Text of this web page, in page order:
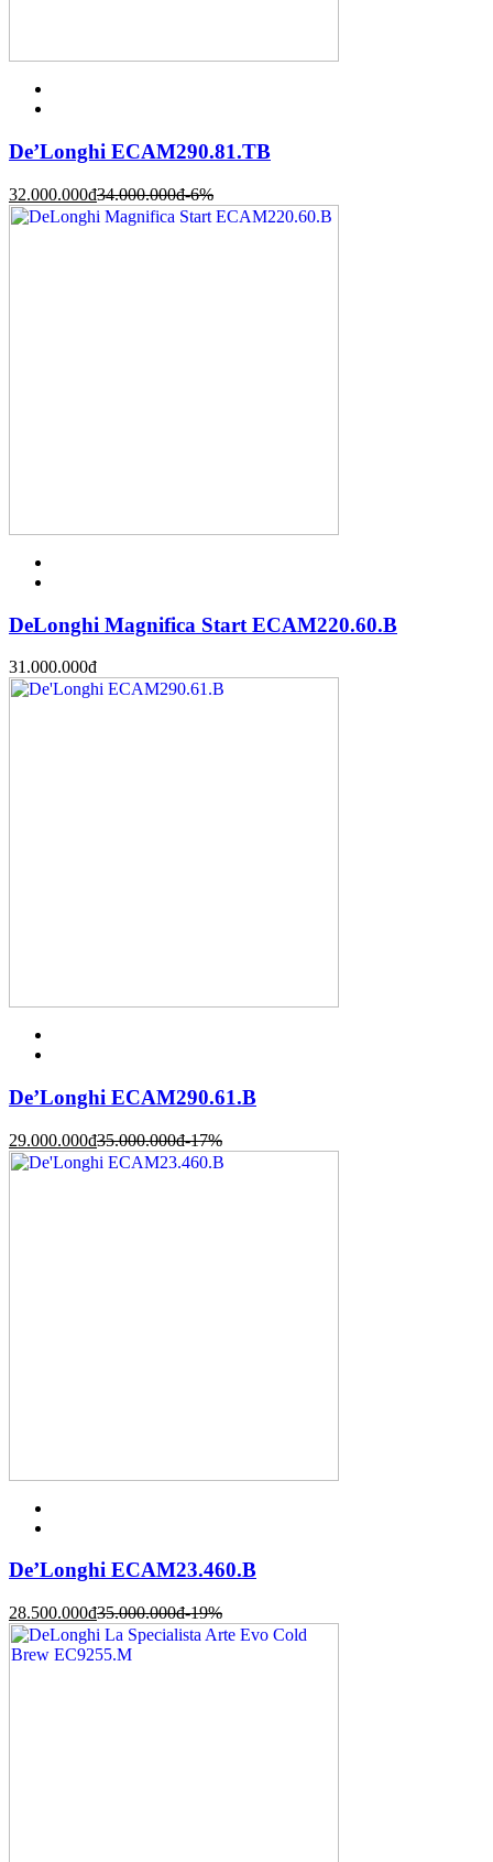
De’Longhi ECAM290.81.TB
32.000.000đ34.000.000đ-6%
DeLonghi Magnifica Start ECAM220.60.B
31.000.000đ
De’Longhi ECAM290.61.B
29.000.000đ35.000.000đ-17%
De’Longhi ECAM23.460.B
28.500.000đ35.000.000đ-19%